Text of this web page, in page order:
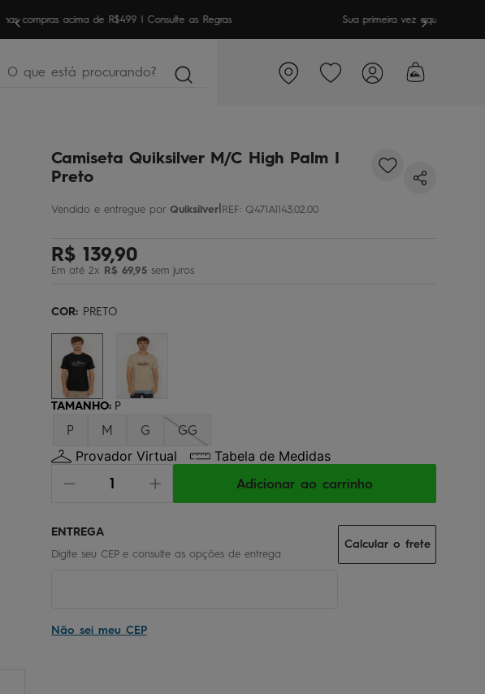
Sua primeira vez aqui? Garanta10% OFF em sua 1ª compra
O que está procurando?
Camiseta Quiksilver M/C High Palm I
Preto
Quiksilver|REF: Q471A1143.02.00
R$ 139,90
Em até 2x R$ 69,95sem juros
COR: PRETO
TAMANHO: P
P M G GG
Provador Virtual Tabela de Medidas
Adicionar ao carrinho
Não sei meu CEP
Calcular o frete